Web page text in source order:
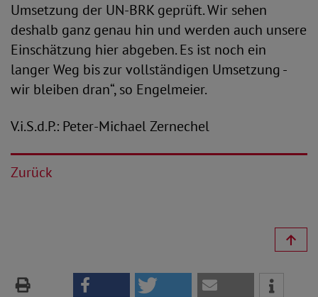
Umsetzung der UN-BRK geprüft. Wir sehen
deshalb ganz genau hin und werden auch unsere
Einschätzung hier abgeben. Es ist noch ein
langer Weg bis zur vollständigen Umsetzung -
wir bleiben dran“, so Engelmeier.
V.i.S.d.P.: Peter-Michael Zernechel
Zurück